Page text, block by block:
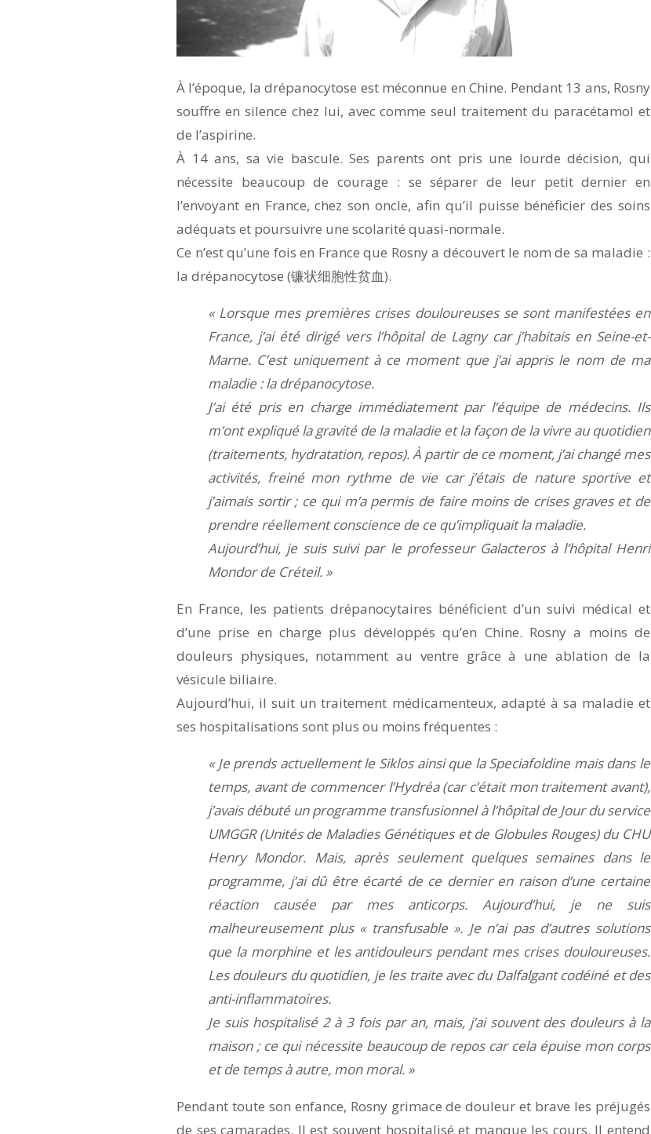
À l’époque, la drépanocytose est méconnue en Chine. Pendant 13 ans, Rosny
souffre en silence chez lui, avec comme seul traitement du paracétamol et
de l’aspirine.
À 14 ans, sa vie bascule. Ses parents ont pris une lourde décision, qui
nécessite beaucoup de courage : se séparer de leur petit dernier en
l’envoyant en France, chez son oncle, afin qu’il puisse bénéficier des soins
adéquats et poursuivre une scolarité quasi-normale.
Ce n’est qu’une fois en France que Rosny a découvert le nom de sa maladie :
la drépanocytose (镰状细胞性贫血).
« Lorsque mes premières crises douloureuses se sont manifestées en
France, j’ai été dirigé vers l’hôpital de Lagny car j’habitais en Seine-et-
Marne. C’est uniquement à ce moment que j’ai appris le nom de ma
maladie : la drépanocytose.
J’ai été pris en charge immédiatement par l’équipe de médecins. Ils
m’ont expliqué la gravité de la maladie et la façon de la vivre au quotidien
(traitements, hydratation, repos). À partir de ce moment, j’ai changé mes
activités, freiné mon rythme de vie car j’étais de nature sportive et
j’aimais sortir ; ce qui m’a permis de faire moins de crises graves et de
prendre réellement conscience de ce qu’impliquait la maladie.
Aujourd’hui, je suis suivi par le professeur Galacteros à l’hôpital Henri
Mondor de Créteil. »
En France, les patients drépanocytaires bénéficient d’un suivi médical et
d’une prise en charge plus développés qu’en Chine. Rosny a moins de
douleurs physiques, notamment au ventre grâce à une ablation de la
vésicule biliaire.
Aujourd’hui, il suit un traitement médicamenteux, adapté à sa maladie et
ses hospitalisations sont plus ou moins fréquentes :
« Je prends actuellement le Siklos ainsi que la Speciafoldine mais dans le
temps, avant de commencer l’Hydréa (car c’était mon traitement avant),
j’avais débuté un programme transfusionnel à l’hôpital de Jour du service
UMGGR (Unités de Maladies Génétiques et de Globules Rouges) du CHU
Henry Mondor. Mais, après seulement quelques semaines dans le
programme, j’ai dû être écarté de ce dernier en raison d’une certaine
réaction causée par mes anticorps. Aujourd’hui, je ne suis
malheureusement plus « transfusable ». Je n’ai pas d’autres solutions
que la morphine et les antidouleurs pendant mes crises douloureuses.
Les douleurs du quotidien, je les traite avec du Dalfalgant codéiné et des
anti-inflammatoires.
Je suis hospitalisé 2 à 3 fois par an, mais, j’ai souvent des douleurs à la
maison ; ce qui nécessite beaucoup de repos car cela épuise mon corps
et de temps à autre, mon moral. »
Pendant toute son enfance, Rosny grimace de douleur et brave les préjugés
de ses camarades. Il est souvent hospitalisé et manque les cours. Il entend